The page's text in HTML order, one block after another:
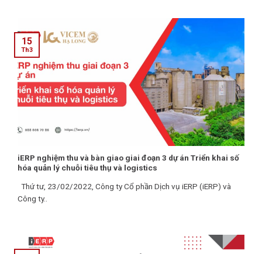
iERP nghiệm thu và bàn giao giai đoạn 3 dự án Triển khai số
hóa quản lý chuỗi tiêu thụ và logistics
Thứ tư, 23/02/2022, Công ty Cổ phần Dịch vụ iERP (iERP) và
Công ty..
15
Th3